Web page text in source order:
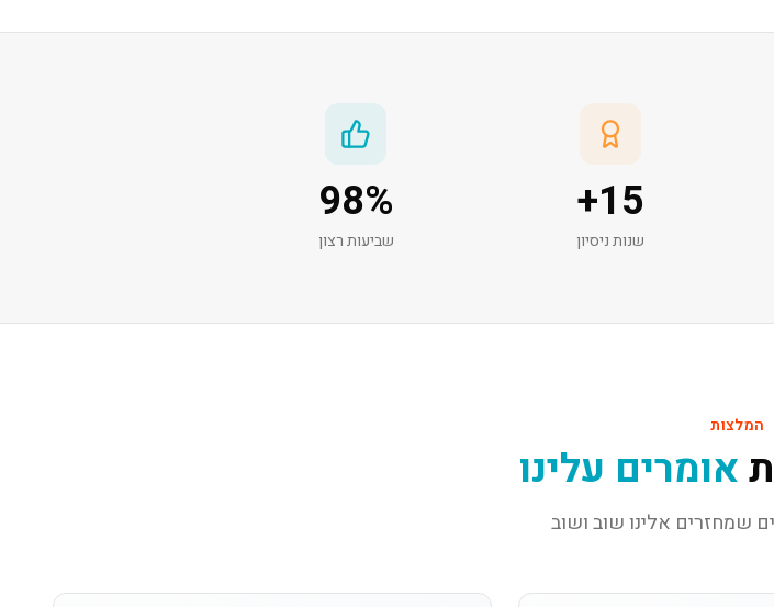
15
+
שנות ניסיון
98%
שביעות רצון
המלצות
אומרים עלינו
שמחזרים אלינו שוב ושוב